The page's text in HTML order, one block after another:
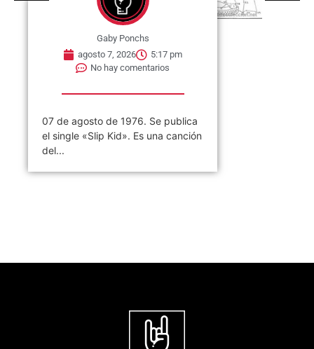
Gaby Ponchs
agosto 7, 2026
5:17 pm
No hay comentarios
07 de agosto de 1976. Se publica
el single «Slip Kid». Es una canción
del...